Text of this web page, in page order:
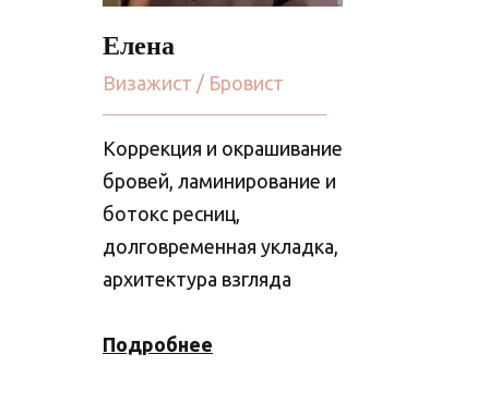
Елена
Визажист / Бровист
Коррекция и окрашивание
бровей, ламинирование и
ботокс ресниц,
долговременная укладка,
архитектура взгляда
Подробнее